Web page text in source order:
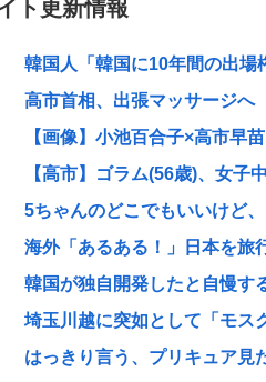
ト更新情報
韓国人「韓国に10年間の出場
高市首相、出張マッサージへ
【画像】小池百合子×高市早苗
【高市】ゴラム(56歳)、女子
5ちゃんのどこでもいいけど
海外「あるある！」日本を旅
韓国が独自開発したと自慢す
埼玉川越に突如として「モス
はっきり言う、プリキュア見